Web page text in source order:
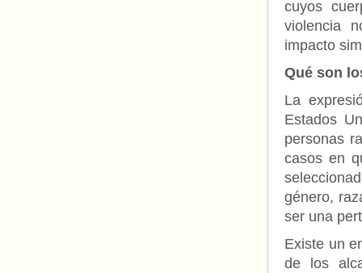
cuyos
violencia
impacto
Qué son
La
Estados
personas
casos en
género,
ser una
Existe un
de los